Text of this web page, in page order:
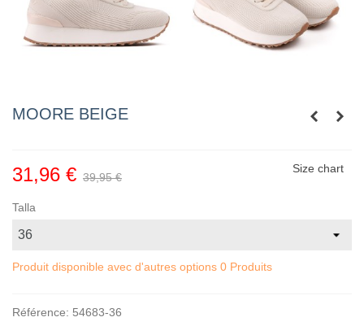
MOORE BEIGE
31,96 € 39,95 €
Size chart
Talla
Produit disponible avec d'autres options 0 Produits
Référence: 54683-36